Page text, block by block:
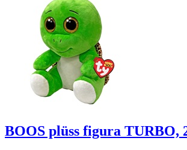
BOOS plüss figura TURBO,